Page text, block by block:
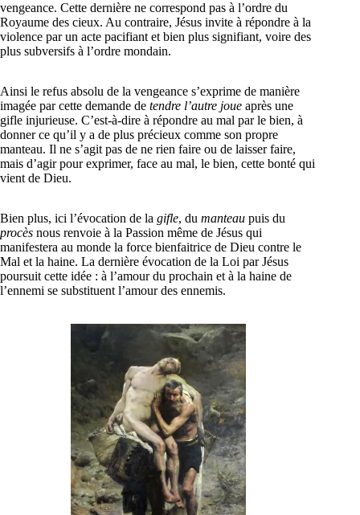
vengeance. Cette dernière ne correspond pas à l’ordre du
Royaume des cieux. Au contraire, Jésus invite à répondre à la
violence par un acte pacifiant et bien plus signifiant, voire des
plus subversifs à l’ordre mondain.
Ainsi le refus absolu de la vengeance s’exprime de manière
imagée par cette demande de tendre l’autre joue après une
gifle injurieuse. C’est-à-dire à répondre au mal par le bien, à
donner ce qu’il y a de plus précieux comme son propre
manteau. Il ne s’agit pas de ne rien faire ou de laisser faire,
mais d’agir pour exprimer, face au mal, le bien, cette bonté qui
vient de Dieu.
Bien plus, ici l’évocation de la gifle, du manteau puis du
procès nous renvoie à la Passion même de Jésus qui
manifestera au monde la force bienfaitrice de Dieu contre le
Mal et la haine. La dernière évocation de la Loi par Jésus
poursuit cette idée : à l’amour du prochain et à la haine de
l’ennemi se substituent l’amour des ennemis.